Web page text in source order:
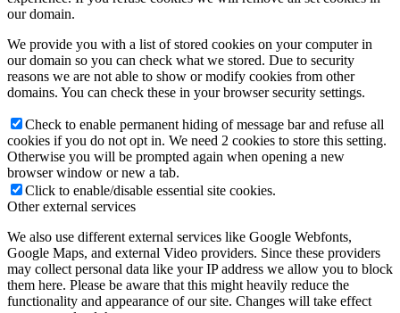
our domain.
We provide you with a list of stored cookies on your computer in
our domain so you can check what we stored. Due to security
reasons we are not able to show or modify cookies from other
domains. You can check these in your browser security settings.
Check to enable permanent hiding of message bar and refuse all
cookies if you do not opt in. We need 2 cookies to store this setting.
Otherwise you will be prompted again when opening a new
browser window or new a tab.
Click to enable/disable essential site cookies.
Other external services
We also use different external services like Google Webfonts,
Google Maps, and external Video providers. Since these providers
may collect personal data like your IP address we allow you to block
them here. Please be aware that this might heavily reduce the
functionality and appearance of our site. Changes will take effect